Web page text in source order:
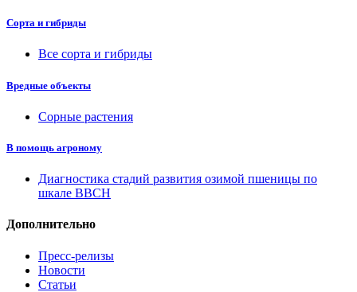
Сорта и гибриды
Все сорта и гибриды
Вредные объекты
Сорные растения
В помощь агроному
Диагностика стадий развития озимой пшеницы по
шкале ВВСН
Дополнительно
Пресс-релизы
Новости
Статьи